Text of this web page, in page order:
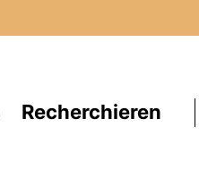
Recherchieren